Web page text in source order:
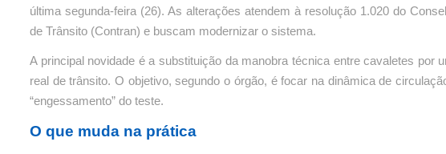
última segunda-feira (26). As alterações atendem à resolução 1.020 do
de Trânsito (Contran) e buscam modernizar o sistema.
A principal novidade é a substituição da manobra técnica entre cavaletes por
real de trânsito. O objetivo, segundo o órgão, é focar na dinâmica de
“engessamento” do teste.
O que muda na prática